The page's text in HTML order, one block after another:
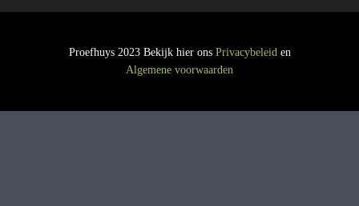
Proefhuys 2023 Bekijk hier ons Privacybeleiden
Algemene voorwaarden